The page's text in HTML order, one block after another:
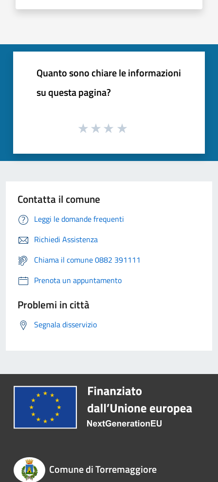
Quanto sono chiare le informazioni
su questa pagina?
Contatta il comune
Leggi le domande frequenti
Richiedi Assistenza
Chiama il comune 0882 391111
Prenota un appuntamento
Problemi in città
Segnala disservizio
Comune di Torremaggiore